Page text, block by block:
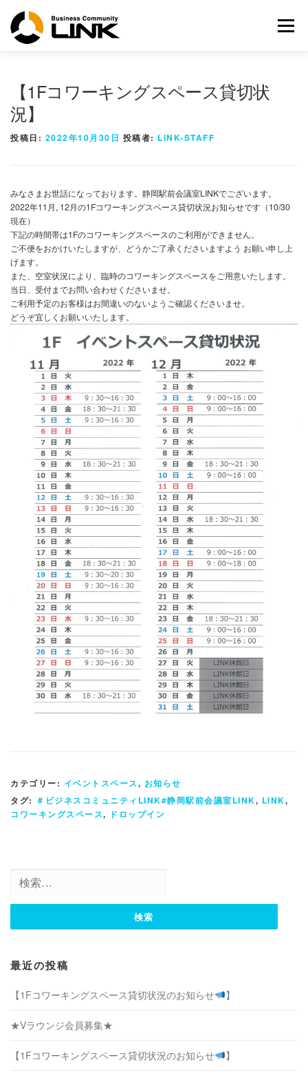
メニュー
【1Fコワーキングスペース貸切状
況】
投稿日: 2022年10月30日 投稿者: LINK-STAFF
みなさまお世話になっております。静岡駅前会議室LINKでございます。
2022年11月, 12月の1Fコワーキングスペース貸切状況お知らせです（10/30
現在）
下記の時間帯は1Fのコワーキングスペースのご利用ができません。
ご不便をおかけいたしますが、どうかご了承くださいますよう お願い申し上
げます。
また、空室状況により、臨時のコワーキングスペースをご用意いたします。
当日、受付までお問い合わせくださいませ。
ご利用予定のお客様はお間違いのないようご確認くださいませ。
どうぞ宜しくお願いいたします。
カテゴリー: イベントスペース, お知らせ
タグ: ＃ビジネスコミュニティLINK#静岡駅前会議室LINK, LINK,
コワーキングスペース, ドロップイン
索:
最近の投稿
【1Fコワーキングスペース貸切状況のお知らせ 】
★Vラウンジ会員募集★
【1Fコワーキングスペース貸切状況のお知らせ 】